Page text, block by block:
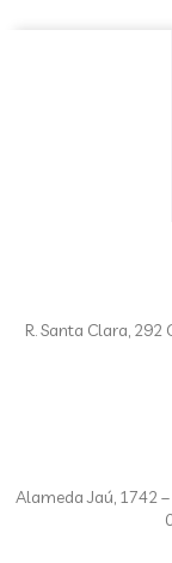
R. Santa Clara, 292
Alameda Jaú, 1742